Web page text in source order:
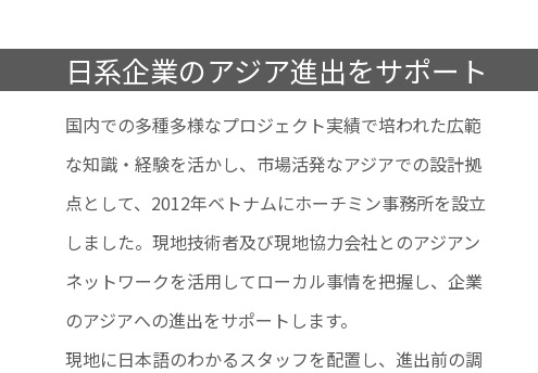
日系企業のアジア進出をサポート
国内での多種多様なプロジェクト実績で培われた広範
な知識・経験を活かし、市場活発なアジアでの設計拠
点として、2012年ベトナムにホーチミン事務所を設立
しました。現地技術者及び現地協力会社とのアジアン
ネットワークを活用してローカル事情を把握し、企業
のアジアへの進出をサポートします。
現地に日本語のわかるスタッフを配置し、進出前の調